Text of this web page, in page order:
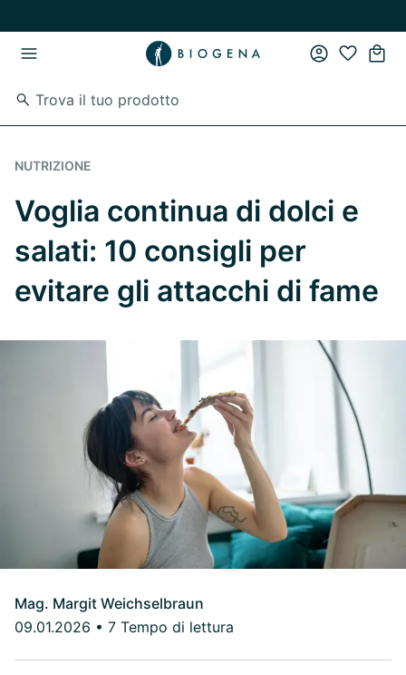
NUTRIZIONE
Voglia continua di dolci e
salati: 10 consigli per
evitare gli attacchi di fame
Mag. Margit Weichselbraun
09.01.2026 • 7 Tempo di lettura